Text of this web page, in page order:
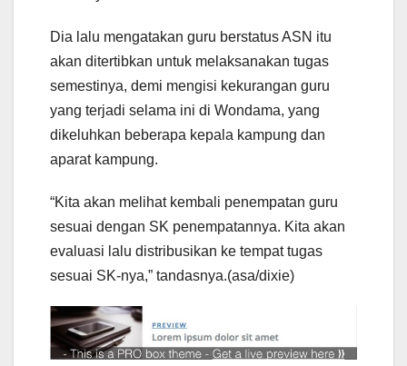
Dia lalu mengatakan guru berstatus ASN itu
akan ditertibkan untuk melaksanakan tugas
semestinya, demi mengisi kekurangan guru
yang terjadi selama ini di Wondama, yang
dikeluhkan beberapa kepala kampung dan
aparat kampung.
“Kita akan melihat kembali penempatan guru
sesuai dengan SK penempatannya. Kita akan
evaluasi lalu distribusikan ke tempat tugas
sesuai SK-nya,” tandasnya.(asa/dixie)